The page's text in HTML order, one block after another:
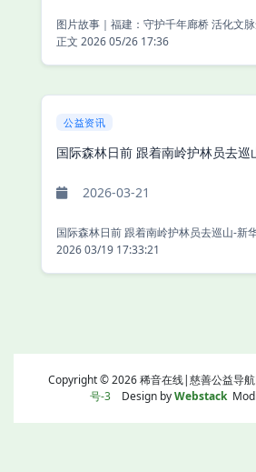
图片故事｜福建：守护千年廊桥 活化文
正文 2026 05/26 17:36
公益资讯
国际森林日前 跟着南岭护林员去巡
2026-03-21
国际森林日前 跟着南岭护林员去巡山-新华网
2026 03/19 17:33:21
Copyright © 2026 稀音在线|慈善公益导
号-3 Design byWebstack